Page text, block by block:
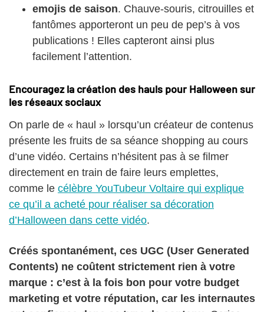
emojis de saison. Chauve-souris, citrouilles et
fantômes apporteront un peu de pep’s à vos
publications ! Elles capteront ainsi plus
facilement l’attention.
Encouragez la création des hauls pour Halloween sur
les réseaux sociaux
On parle de « haul » lorsqu’un créateur de contenus
présente les fruits de sa séance shopping au cours
d’une vidéo. Certains n’hésitent pas à se filmer
directement en train de faire leurs emplettes,
comme le célèbre YouTubeur Voltaire qui explique
ce qu’il a acheté pour réaliser sa décoration
d’Halloween dans cette vidéo.
Créés spontanément, ces UGC (User Generated
Contents) ne coûtent strictement rien à votre
marque : c’est à la fois bon pour votre budget
marketing et votre réputation, car les internautes